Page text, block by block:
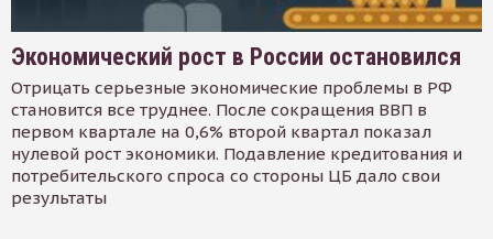
Экономический рост в России остановился
Отрицать серьезные экономические проблемы в РФ
становится все труднее. После сокращения ВВП в
первом квартале на 0,6% второй квартал показал
нулевой рост экономики. Подавление кредитования и
потребительского спроса со стороны ЦБ дало свои
результаты